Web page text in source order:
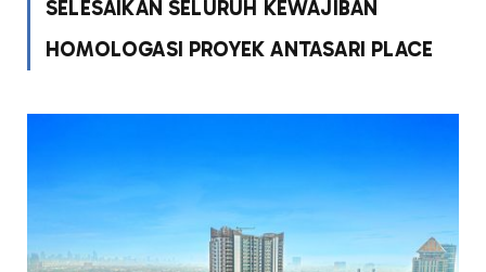
SELESAIKAN SELURUH KEWAJIBAN
HOMOLOGASI PROYEK ANTASARI PLACE